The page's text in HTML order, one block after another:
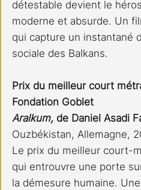
détestable devient le
moderne et absurde. Un
qui capture un instantané
sociale des Balkans.
Prix du meilleur court
Fondation Goblet
Aralkum, de Daniel Asadi
Ouzbékistan, Allemagne,
Le prix du meilleur court-
qui entrouvre une porte
la démesure humaine.